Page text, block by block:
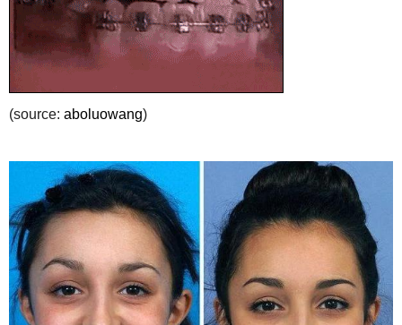
(source: aboluowang)